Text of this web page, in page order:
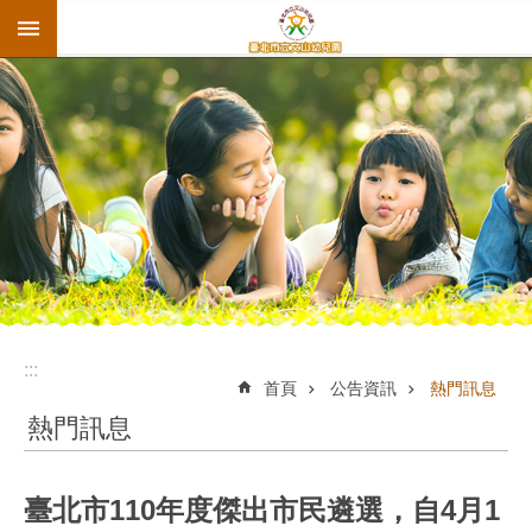
跳到主要內容區塊
:::
首頁 公告資訊 熱門訊息
熱門訊息
臺北市110年度傑出市民遴選，自4月1